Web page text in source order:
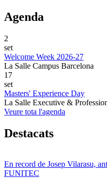
Agenda
2
set
Welcome Week 2026-27
La Salle Campus Barcelona
17
set
Masters' Experience Day
La Salle Executive &
Veure tota l'agenda
Destacats
En record de Josep Vilarasu,
FUNITEC